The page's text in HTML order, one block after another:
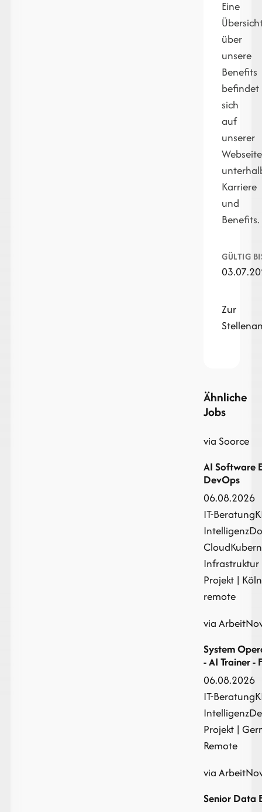
Eine
über
unsere
Benefits
befindet
sich
auf
unserer
Webseite
Karriere
und
Benefits.
GÜLTIG
Zur
Ähnliche
Jobs
via Soorce
AI Software
DevOps
06.08.2026
IT-Beratung
Intelligenz
Cloud
Infrastruktur
Projekt|
remote
via
System
- AI Trainer -
06.08.2026
IT-Beratung
Intelligenz
Projekt|
Remote
via
Senior Data